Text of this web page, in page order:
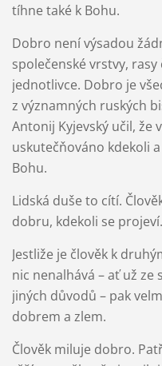
tíhne také k Bohu.
Dobro není výsadou
společenské vrstvy,
jednotlivce. Dobro je
z významných ruských
Antonij Kyjevský učil, že
uskutečňováno kdekoli
Bohu.
Lidská duše to cítí.
dobru, kdekoli se projeví.
Jestliže je člověk k
nic nenalhává – ať už ze
jiných důvodů – pak
dobrem a zlem.
Člověk miluje dobro.